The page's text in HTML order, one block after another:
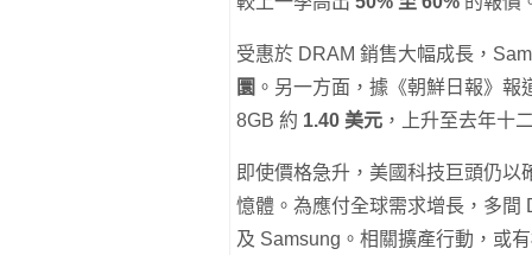
受惠於 DRAM 銷售大幅成長，
圜 。另一方面，據《朝鮮日報》
8GB 約 1.40 美元 ，上升至去年十
即使價格急升，美國科技巨頭仍
憶體。為應付全球需求增長，多
及 Samsung。相關擴產行動，或